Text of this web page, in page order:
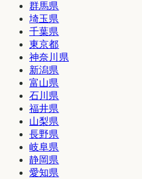
群馬県
埼玉県
千葉県
東京都
神奈川県
新潟県
富山県
石川県
福井県
山梨県
長野県
岐阜県
静岡県
愛知県